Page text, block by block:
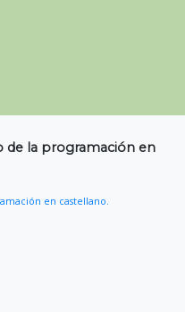
de la programación en
en castellano.